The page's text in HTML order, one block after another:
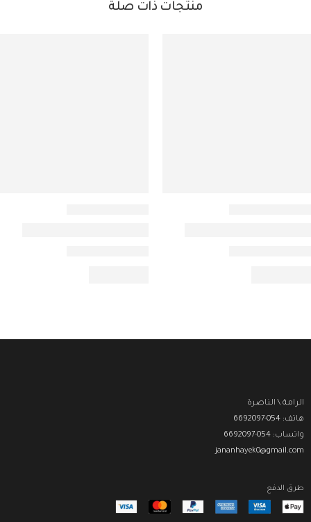
منتجات ذات صلة
الرامة \ الناصرة
هاتف: 054-6692097
واتساب: 054-6692097
jananhayek0@gmail.com
طرق الدفع